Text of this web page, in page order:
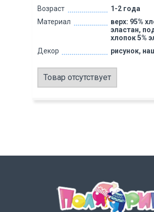
Возраст
1-2 года
Материал
верх: 95%
эластан,
хлопок 5%
Декор
рисунок,
Товар отсутствует